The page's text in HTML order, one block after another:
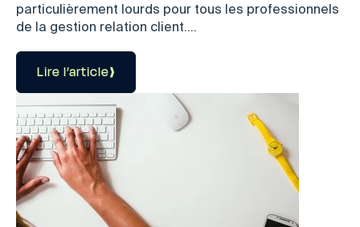
particulièrement lourds pour tous les professionnels
de la gestion relation client....
Lire l’article